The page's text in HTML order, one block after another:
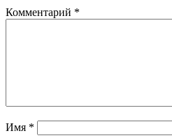
Комментарий *
Имя *